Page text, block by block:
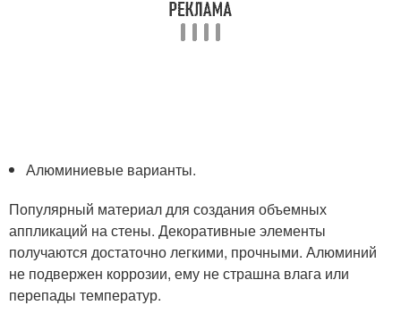
Алюминиевые варианты.
Популярный материал для создания объемных
аппликаций на стены. Декоративные элементы
получаются достаточно легкими, прочными. Алюминий
не подвержен коррозии, ему не страшна влага или
перепады температур.